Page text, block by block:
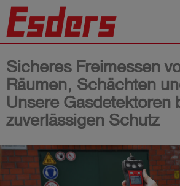
Wissen
Support
Karriere
Sicheres Freimessen
Räumen, Schächten
Unsere Gasdetektoren
zuverlässigen Schutz